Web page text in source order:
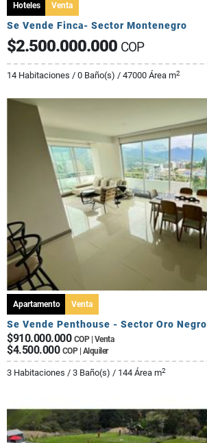
Hoteles Venta
Se Vende Finca- Sector Montenegro
$2.500.000.000 COP
14 Habitaciones / 0 Baño(s) / 47000 Área m2
Apartamento Venta
Se Vende Penthouse - Sector Oro Negro
$910.000.000 COP | Venta
$4.500.000 COP | Alquiler
3 Habitaciones / 3 Baño(s) / 144 Área m2